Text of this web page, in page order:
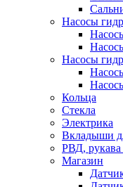
Насосы
Насосы
Кольца
Стекла
Электрика
Вкладыши
РВД, рукава
Магазин